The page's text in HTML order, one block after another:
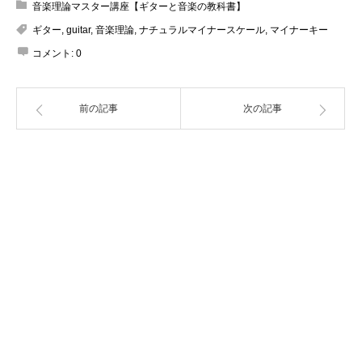
音楽理論マスター講座【ギターと音楽の教科書】
ギター, guitar, 音楽理論, ナチュラルマイナースケール, マイナーキー
コメント: 0
前の記事 次の記事